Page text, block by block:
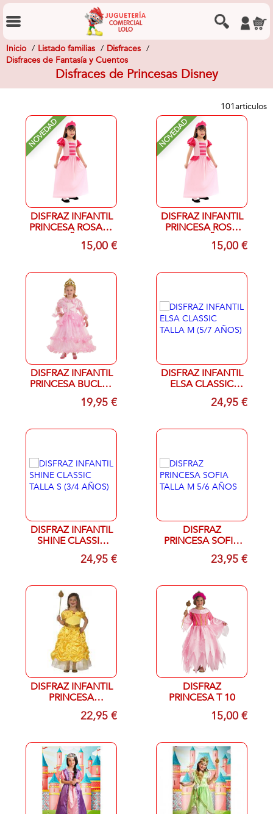
Inicio Listado familias
Disfraces
Disfraces de Fantasía y Cuentos
Disfraces de Princesas Disney
101articulos
NOVEDAD
DISFRAZ INFANTIL
PRINCESA ROSA 7-
9 AÑOS15,00 €
NOVEDAD
DISFRAZ INFANTIL
PRINCESA ROSA
10-12 AÑOS15,00 €
DISFRAZ INFANTIL
PRINCESA BUCLES
TALLA M 7-10
AÑOS19,95 €
DISFRAZ INFANTIL
ELSA CLASSIC
TALLA M (5/7
AÑOS)24,95 €
DISFRAZ INFANTIL
SHINE CLASSIC
TALLA S (3/4
AÑOS)24,95 €
DISFRAZ
PRINCESA SOFIA
TALLA M 5/6
AÑOS23,95 €
DISFRAZ INFANTIL
PRINCESA
DORADA 8/10
AÑOS22,95 €
DISFRAZ
PRINCESA T 10
15,00 €